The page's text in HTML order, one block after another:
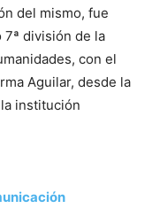
del mismo, fue
7ª división de la
con el
Aguilar, desde la
institución